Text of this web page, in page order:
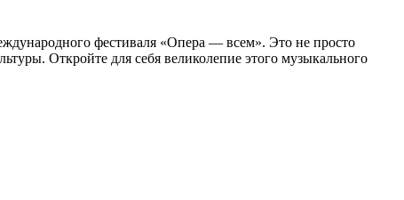
фестиваля «Опера — всем». Это не просто
Откройте для себя великолепие этого музыкального